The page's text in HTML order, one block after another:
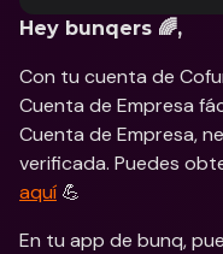
Hey bunqers 🌈,
Con tu cuenta de
Cuenta de Empresa
Cuenta de Empresa,
aquí 💪